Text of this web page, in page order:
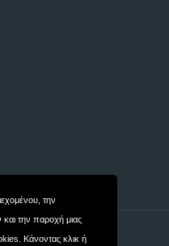
την
την παροχή μιας
Κάνοντας κλικ ή
Ιδιωτικότητα